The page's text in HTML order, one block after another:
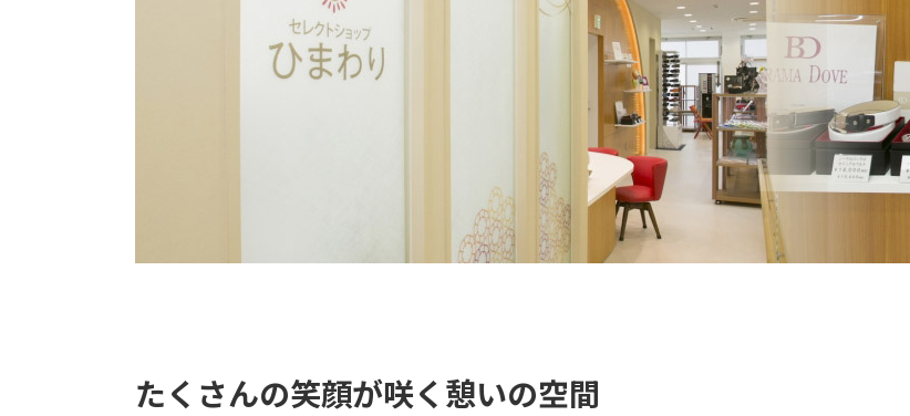
たくさんの笑顔が咲く憩いの空間